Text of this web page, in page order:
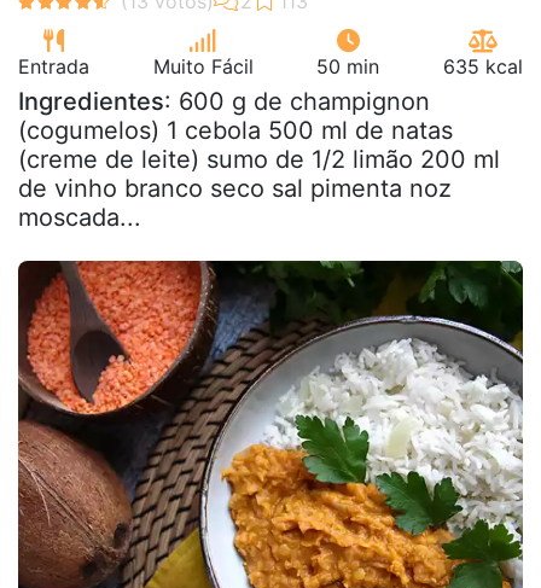
Entrada Muito Fácil 50 min 635 kcal
Ingredientes: 600 g de champignon
(cogumelos) 1 cebola 500 ml de natas
(creme de leite) sumo de 1/2 limão 200 ml
de vinho branco seco sal pimenta noz
moscada...